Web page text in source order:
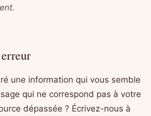
une information qui vous semble
qui ne correspond pas à votre
dépassée ? Écrivez-nous à